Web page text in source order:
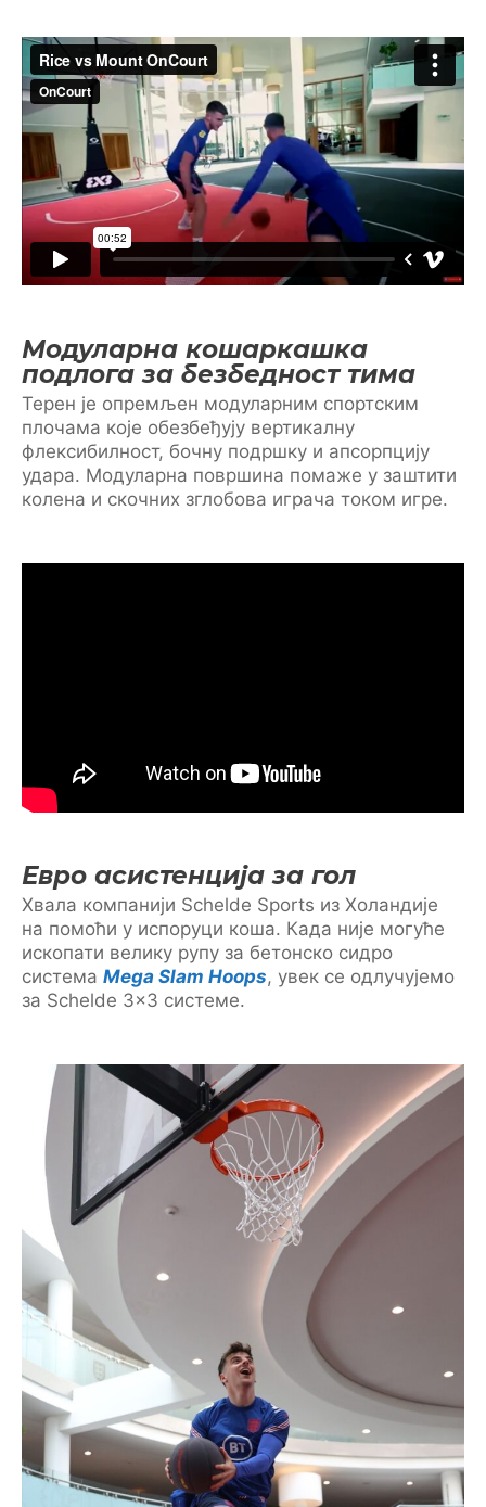
Модуларна кошаркашка
подлога за безбедност тима
Терен је опремљен модуларним спортским
плочама које обезбеђују вертикалну
флексибилност, бочну подршку и апсорпцију
удара. Модуларна површина помаже у заштити
колена и скочних зглобова играча током игре.
Евро асистенција за гол
Хвала компанији Schelde Sports из Холандије
на помоћи у испоруци коша. Када није могуће
ископати велику рупу за бетонско сидро
система Mega Slam Hoops, увек се одлучујемо
за Schelde 3×3 системе.